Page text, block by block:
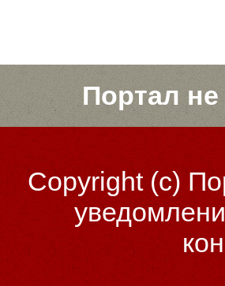
Портал
Copyright (c)